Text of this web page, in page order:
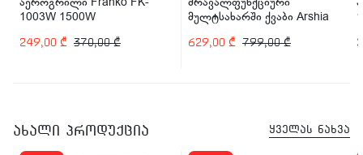
1003W 1500W
370,00₾
249,00 ₾
მულტსახარში ქვაბი Arshia
799,00₾
629,00 ₾
ახალი პროდუქცია ყველას ნახვა